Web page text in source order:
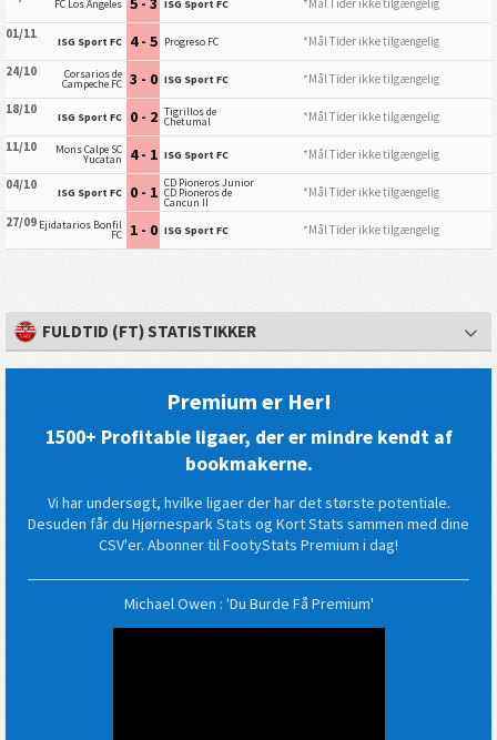
FC Los Angeles ISG Sport FC
*Mål Tider ikke tilgængelig
01/11
ISG Sport FC 4 - 5 Progreso FC
*Mål Tider ikke tilgængelig
24/10
Corsarios de
Campeche FC 3 - 0 ISG Sport FC
*Mål Tider ikke tilgængelig
18/10
ISG Sport FC 0 - 2 Tigrillos de
Chetumal
*Mål Tider ikke tilgængelig
11/10
Mons Calpe SC
Yucatan 4 - 1 ISG Sport FC
*Mål Tider ikke tilgængelig
04/10
ISG Sport FC 0 - 1 CD Pioneros Junior
CD Pioneros de
Cancun II
*Mål Tider ikke tilgængelig
27/09 Ejidatarios Bonfil
FC 1 - 0 ISG Sport FC *Mål Tider ikke tilgængelig
FULDTID (FT) STATISTIKKER
Premium er Her!
1500+ Profitable ligaer, der er mindre kendt af
bookmakerne.
Vi har undersøgt, hvilke ligaer der har det største potentiale.
Desuden får du Hjørnespark Stats og Kort Stats sammen med dine
CSV'er. Abonner til FootyStats Premium i dag!
Michael Owen : 'Du Burde Få Premium'